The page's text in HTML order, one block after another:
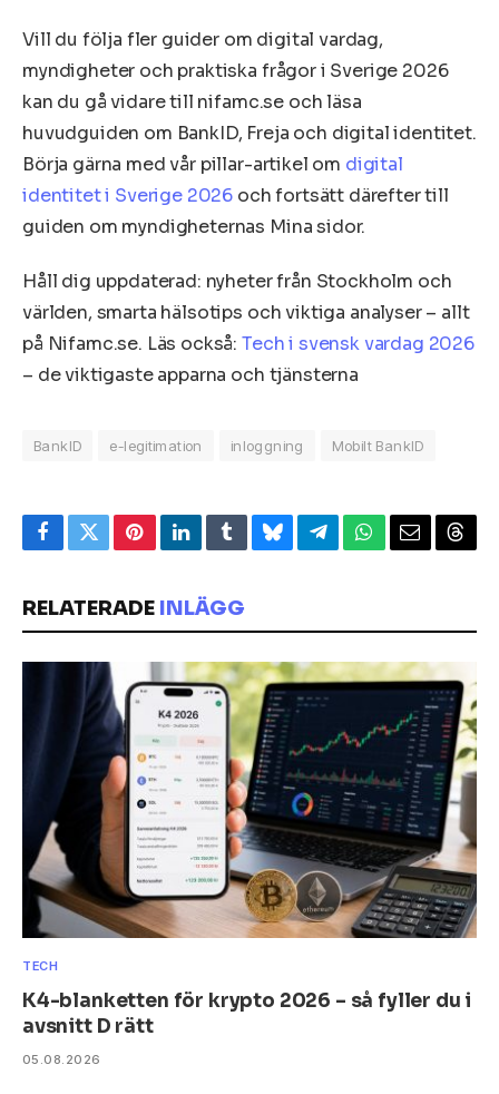
Vill du följa fler guider om digital vardag,
myndigheter och praktiska frågor i Sverige 2026
kan du gå vidare till nifamc.se och läsa
huvudguiden om BankID, Freja och digital identitet.
Börja gärna med vår pillar-artikel om digital
identitet i Sverige 2026 och fortsätt därefter till
guiden om myndigheternas Mina sidor.
Håll dig uppdaterad: nyheter från Stockholm och
världen, smarta hälsotips och viktiga analyser – allt
på Nifamc.se. Läs också: Tech i svensk vardag 2026
– de viktigaste apparna och tjänsterna
BankID e-legitimation inloggning Mobilt BankID
Facebook
TwitterPinterestLinkedInTumblrBlueskyTelegramWhatsApp
Email
RELATERADE INLÄGG
TECH
K4-blanketten för krypto 2026 – så fyller du i
avsnitt D rätt
05.08.2026